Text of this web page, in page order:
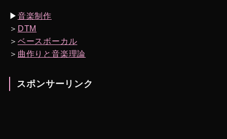
▶︎ 音楽制作
＞ DTM
＞ ベースボーカル
＞ 曲作りと音楽理論
スポンサーリンク